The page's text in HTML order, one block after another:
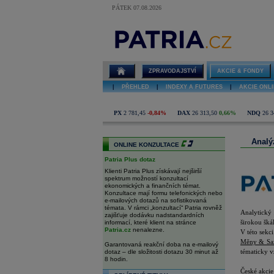
PÁTEK 07.08.2026
Analýzy,
událostí,
statistiky
ZPRAVODAJSTVÍ AKCIE & FONDY
PŘEHLED INDEXY A FUTURES AKCIE
PX 2 781,45 -0,84% DAX 26 313,50 0,66% NDQ 26
ONLINE KONZULTACE
Patria Plus dotaz
Klienti Patria Plus získávají nejširší
spektrum možností konzultací
ekonomických a finančních témat.
Konzultace mají formu telefonických nebo
e-mailových dotazů na sofistikovaná
témata. V rámci „konzultací“ Patria rovněž
zajišťuje dodávku nadstandardních
informací, které klient na stránce
Patria.cznenalezne.
Garantovaná reakční doba na e-mailový
dotaz – dle složitosti dotazu 30 minut až
8 hodin.
Analytický
širokou
V této
Měny &
tématicky
České